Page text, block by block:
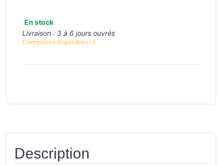
En stock
Livraison : 3 à 6 jours ouvrés
Exemplaires disponibles : 5
Description